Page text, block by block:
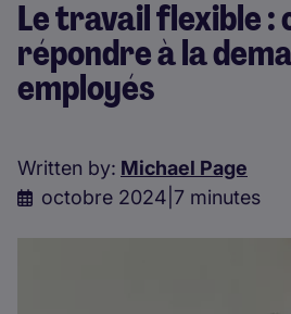
Le travail flexible :
répondre à la
employés
Written by: Michael Page
octobre 2024 7 minutes